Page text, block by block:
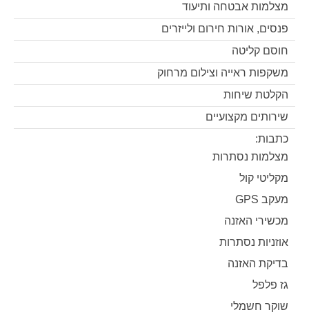
מצלמות אבטחה ותיעוד
פנסים, אורות חירום ולייזרים
חוסם קליטה
משקפות ראייה וצילום מרחוק
הקלטת שיחות
שירותים מקצועיים
כתבות:
מצלמות נסתרות
מקליטי קול
מעקב GPS
מכשירי האזנה
אוזניות נסתרות
בדיקת האזנה
גז פלפל
שוקר חשמלי